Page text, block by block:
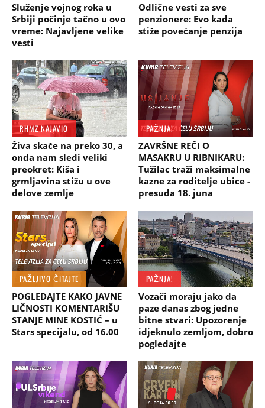
Služenje vojnog roka u
Srbiji počinje tačno u ovo
vreme: Najavljene velike
vesti
Odlične vesti za sve
penzionere: Evo kada
stiže povećanje penzija
RHMZ NAJAVIO
Živa skače na preko 30, a
onda nam sledi veliki
preokret: Kiša i
grmljavina stižu u ove
delove zemlje
PAŽNJA!
ZAVRŠNE REČI O
MASAKRU U RIBNIKARU:
Tužilac traži maksimalne
kazne za roditelje ubice -
presuda 18. juna
PAŽLJIVO ČITAJTE
POGLEDAJTE KAKO JAVNE
LIČNOSTI KOMENTARIŠU
STANJE MINE KOSTIĆ – u
Stars specijalu, od 16.00
PAŽNJA!
Vozači moraju jako da
paze danas zbog jedne
bitne stvari: Upozorenje
idjeknulo zemljom, dobro
pogledajte